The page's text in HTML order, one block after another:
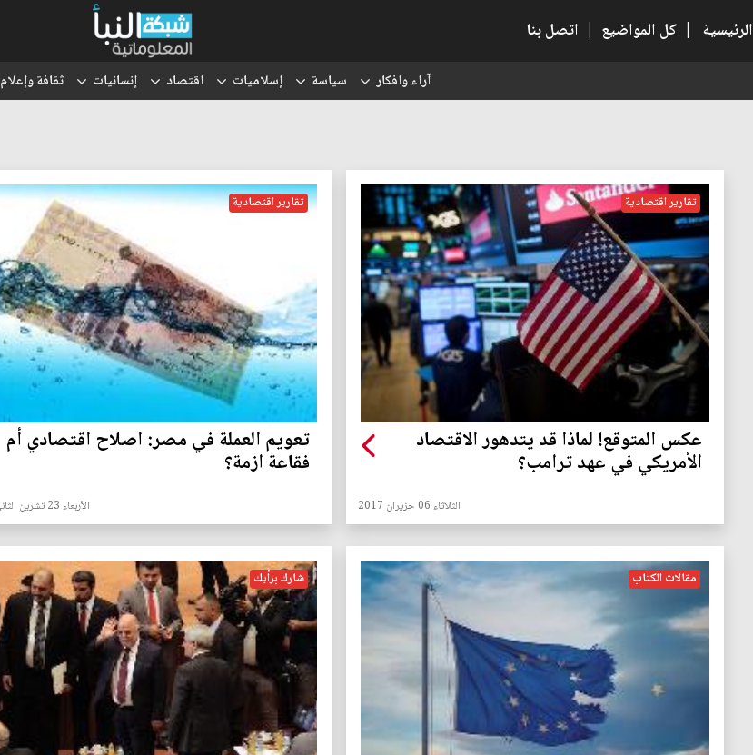
الرئيسية | كل المواضيع | اتصل بنا
آراء وافكار سياسة إسلاميات اقتصاد إنسانيات ثقافة وإعلام
تقارير اقتصادية
عكس المتوقع! لماذا قد يتدهور الاقتصاد
الأمريكي في عهد ترامب؟
الثلاثاء 06 حزيران 2017
تقارير اقتصادية
تعويم العملة في مصر: اصلاح اقتصادي أم
فقاعة ازمة؟
الأربعاء 23 تشرين الثاني 2016
مقالات الكتاب شارك برأيك